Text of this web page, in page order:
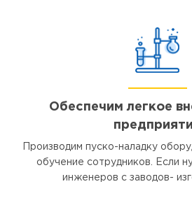
Обеспечим легкое
Производим пуско-наладку
обучение сотрудников. Если
инженеров с заводов-